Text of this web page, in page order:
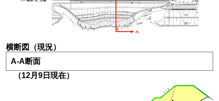
横断図（現況）
A-A断面
（12月9日現在）